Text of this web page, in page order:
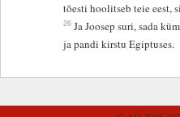
tõesti hoolitseb teie eest,
26 Ja Joosep suri, sada
ja pandi kirstu Egiptuses.